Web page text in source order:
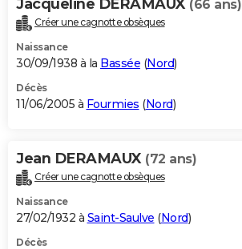
Jacqueline DERAMAUX (66 ans)
Créer une cagnotte obsèques
Naissance
30/09/1938 à la Bassée (Nord)
Décès
11/06/2005 à Fourmies (Nord)
Jean DERAMAUX (72 ans)
Créer une cagnotte obsèques
Naissance
27/02/1932 à Saint-Saulve (Nord)
Décès